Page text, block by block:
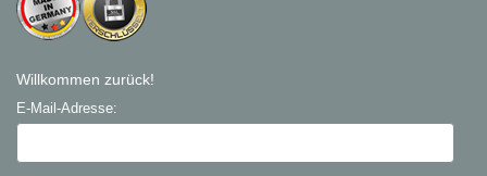
Willkommen zurück!
E-Mail-Adresse: